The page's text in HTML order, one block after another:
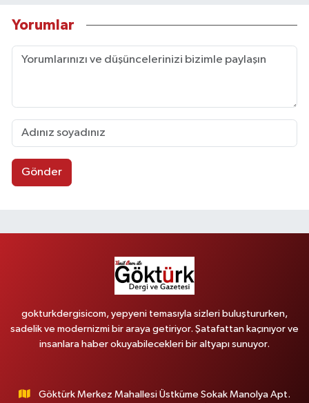
Yorumlar
Gönder
gokturkdergisicom, yepyeni temasıyla sizleri buluştururken,
sadelik ve modernizmi bir araya getiriyor. Şatafattan kaçınıyor ve
insanlara haber okuyabilecekleri bir altyapı sunuyor.
Göktürk Merkez Mahallesi Üstküme Sokak Manolya Apt.